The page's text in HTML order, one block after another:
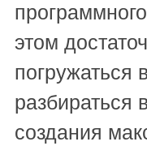
этом
погружаться
разбираться
создания